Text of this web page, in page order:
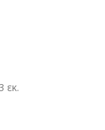
εκ.